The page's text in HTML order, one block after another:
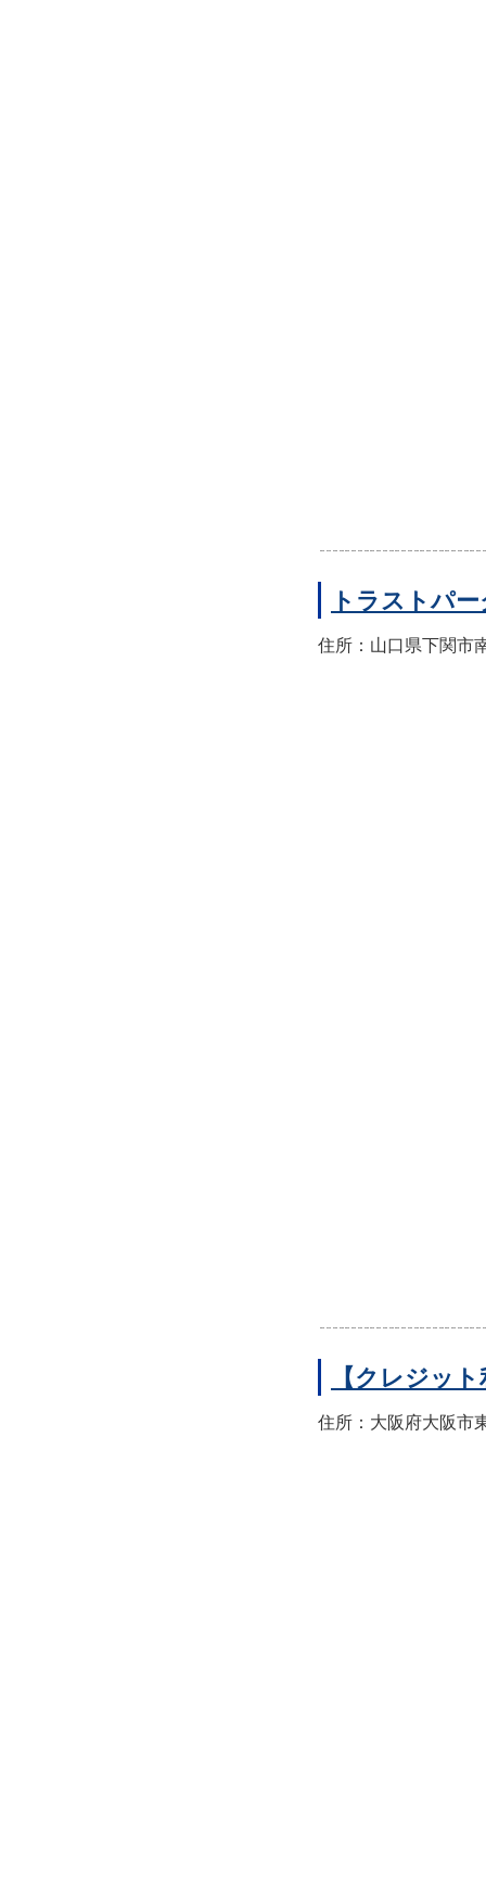
トラストパ
住所：山口県下関市
【クレジッ
住所：大阪府大阪市